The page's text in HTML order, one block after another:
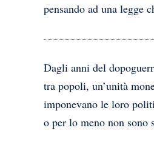
pensando ad una legge
Dagli anni del
tra popoli, un’unità
imponevano le loro
o per lo meno non sono